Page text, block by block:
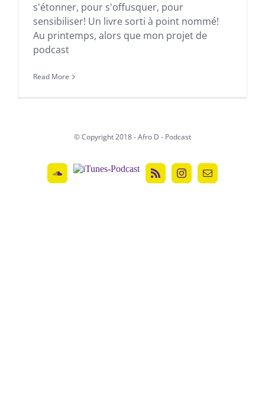
s'étonner, pour s'offusquer, pour
sensibiliser! Un livre sorti à point nommé!
Au printemps, alors que mon projet de
podcast
Read More
© Copyright 2018 - Afro D - Podcast
SoundCloud
ITunes-
Rss Instagram
Email